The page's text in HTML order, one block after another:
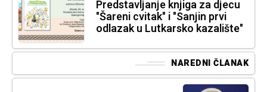
Predstavljanje knjiga za djecu
"Šareni cvitak" i "Sanjin prvi
odlazak u Lutkarsko kazalište"
NAREDNI ČLANAK